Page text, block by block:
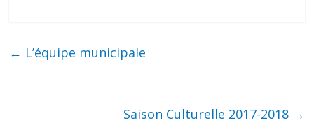
← L’équipe municipale
Saison Culturelle 2017-2018 →